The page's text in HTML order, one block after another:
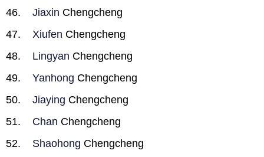
Jiaxin Chengcheng
Xiufen Chengcheng
Lingyan Chengcheng
Yanhong Chengcheng
Jiaying Chengcheng
Chan Chengcheng
Shaohong Chengcheng